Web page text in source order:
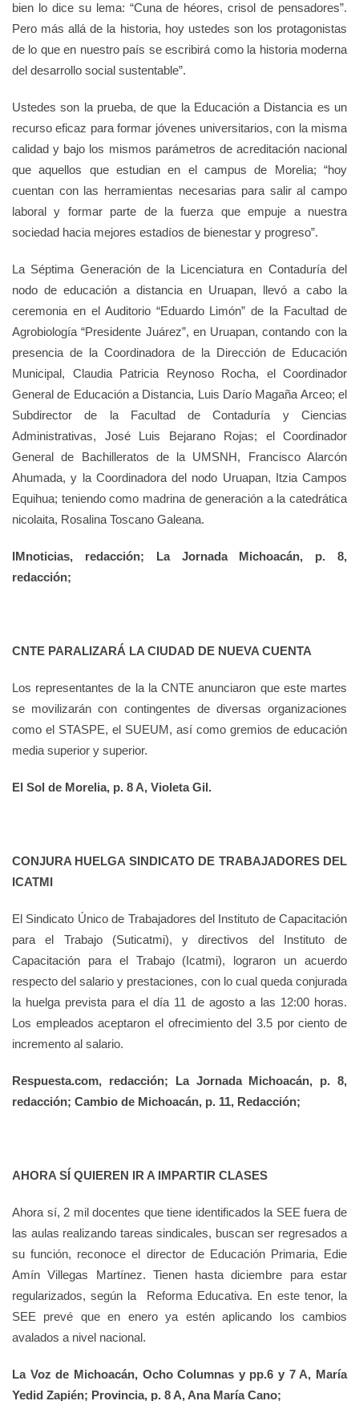
bien lo dice su lema: “Cuna de héores, crisol de pensadores”.
Pero más allá de la historia, hoy ustedes son los protagonistas
de lo que en nuestro país se escribirá como la historia moderna
del desarrollo social sustentable”.
Ustedes son la prueba, de que la Educación a Distancia es un
recurso eficaz para formar jóvenes universitarios, con la misma
calidad y bajo los mismos parámetros de acreditación nacional
que aquellos que estudian en el campus de Morelia; “hoy
cuentan con las herramientas necesarias para salir al campo
laboral y formar parte de la fuerza que empuje a nuestra
sociedad hacia mejores estadíos de bienestar y progreso”.
La Séptima Generación de la Licenciatura en Contaduría del
nodo de educación a distancia en Uruapan, llevó a cabo la
ceremonia en el Auditorio “Eduardo Limón” de la Facultad de
Agrobiología “Presidente Juárez”, en Uruapan, contando con la
presencia de la Coordinadora de la Dirección de Educación
Municipal, Claudia Patricia Reynoso Rocha, el Coordinador
General de Educación a Distancia, Luis Darío Magaña Arceo; el
Subdirector de la Facultad de Contaduría y Ciencias
Administrativas, José Luis Bejarano Rojas; el Coordinador
General de Bachilleratos de la UMSNH, Francisco Alarcón
Ahumada, y la Coordinadora del nodo Uruapan, Itzia Campos
Equihua; teniendo como madrina de generación a la catedrática
nicolaita, Rosalina Toscano Galeana.
IMnoticias, redacción; La Jornada Michoacán, p. 8,
redacción;
CNTE PARALIZARÁ LA CIUDAD DE NUEVA CUENTA
Los representantes de la la CNTE anunciaron que este martes
se movilizarán con contingentes de diversas organizaciones
como el STASPE, el SUEUM, así como gremios de educación
media superior y superior.
El Sol de Morelia, p. 8 A, Violeta Gil.
CONJURA HUELGA SINDICATO DE TRABAJADORES DEL
ICATMI
El Sindicato Único de Trabajadores del Instituto de Capacitación
para el Trabajo (Suticatmi), y directivos del Instituto de
Capacitación para el Trabajo (Icatmi), lograron un acuerdo
respecto del salario y prestaciones, con lo cual queda conjurada
la huelga prevista para el día 11 de agosto a las 12:00 horas.
Los empleados aceptaron el ofrecimiento del 3.5 por ciento de
incremento al salario.
Respuesta.com, redacción; La Jornada Michoacán, p. 8,
redacción; Cambio de Michoacán, p. 11, Redacción;
AHORA SÍ QUIEREN IR A IMPARTIR CLASES
Ahora sí, 2 mil docentes que tiene identificados la SEE fuera de
las aulas realizando tareas sindicales, buscan ser regresados a
su función, reconoce el director de Educación Primaria, Edie
Amín Villegas Martínez. Tienen hasta diciembre para estar
regularizados, según la Reforma Educativa. En este tenor, la
SEE prevé que en enero ya estén aplicando los cambios
avalados a nivel nacional.
La Voz de Michoacán, Ocho Columnas y pp.6 y 7 A, María
Yedid Zapién; Provincia, p. 8 A, Ana María Cano;